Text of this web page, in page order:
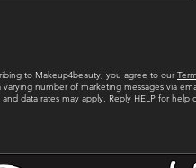
to Makeup4beauty, you agree to our
varying number of marketing messages via
and data rates may apply. Reply HELP for help